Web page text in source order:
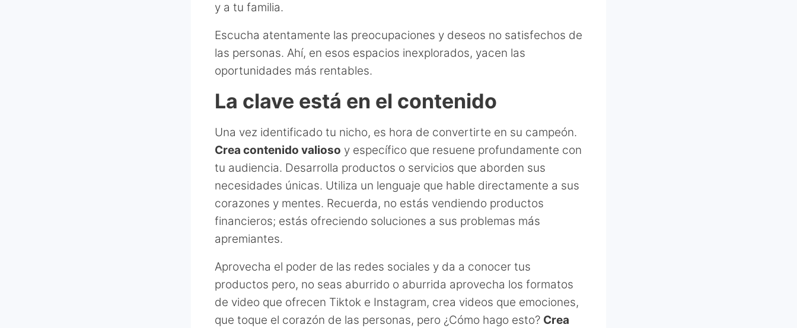
y a tu familia.
Escucha atentamente las preocupaciones y deseos no satisfechos de
las personas. Ahí, en esos espacios inexplorados, yacen las
oportunidades más rentables.
La clave está en el contenido
Una vez identificado tu nicho, es hora de convertirte en su campeón.
Crea contenido valioso y específico que resuene profundamente con
tu audiencia. Desarrolla productos o servicios que aborden sus
necesidades únicas. Utiliza un lenguaje que hable directamente a sus
corazones y mentes. Recuerda, no estás vendiendo productos
financieros; estás ofreciendo soluciones a sus problemas más
apremiantes.
Aprovecha el poder de las redes sociales y da a conocer tus
productos pero, no seas aburrido o aburrida aprovecha los formatos
de video que ofrecen Tiktok e Instagram, crea videos que emociones,
que toque el corazón de las personas, pero ¿Cómo hago esto? Crea